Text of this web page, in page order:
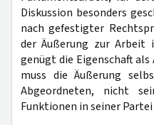
Diskussion besonders
nach gefestigter
der Äußerung zur Arbeit
genügt die Eigenschaft
muss die Äußerung
Abgeordneten, nicht
Funktionen in seiner